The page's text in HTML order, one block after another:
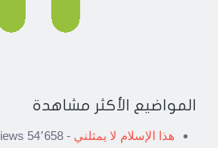
المواضيع الأكثر مشاهدة
هذا الإسلام لا يمثلني - 54٬658 views